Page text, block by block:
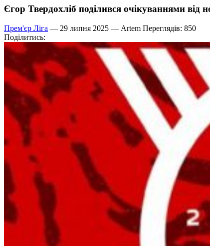
Єгор Твердохліб поділився очікуваннями від
Прем'єр Ліга — 29 липня 2025 — Artem Переглядів: 850
Поділитись: